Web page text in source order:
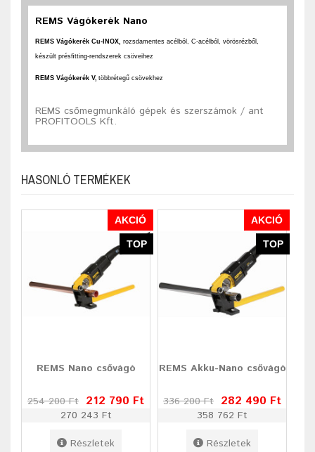
REMS Vágókerék Nano
REMS Vágókerék Cu-INOX, rozsdamentes acélból, C-acélból, vörösrézből,
készült présﬁtting-rendszerek csöveihez
REMS Vágókerék V, többrétegű csövekhez
REMS csőmegmunkáló gépek és szerszámok / ant
PROFITOOLS Kft.
HASONLÓ TERMÉKEK
AKCIÓ
TOP
REMS Nano csővágó
254 200 Ft 212 790 Ft
270 243 Ft
Részletek
AKCIÓ
TOP
REMS Akku-Nano csővágó
336 200 Ft 282 490 Ft
358 762 Ft
Részletek